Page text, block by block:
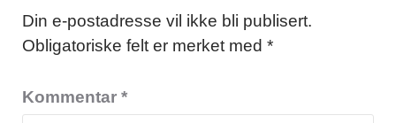
Din e-postadresse vil ikke bli publisert.
Obligatoriske felt er merket med *
Kommentar *